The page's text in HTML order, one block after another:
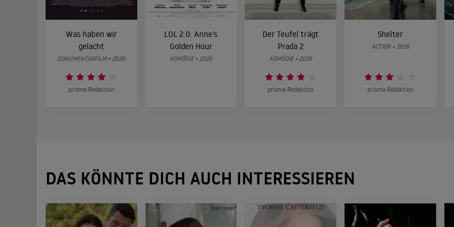
Was haben wir
gelacht
DOKUMENTARFILM • 2026
prisma-Redaktion
LOL 2.0: Anne’s
Golden Hour
KOMÖDIE • 2026
Der Teufel trägt
Prada 2
KOMÖDIE • 2026
prisma-Redaktion
Shelter
ACTION • 2026
prisma-Redaktion
DAS KÖNNTE DICH AUCH INTERESSIEREN